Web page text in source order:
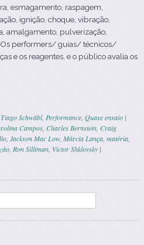
esmagamento, raspagem,
ignição, choque, vibração,
amalgamento, pulverização,
performers/ guias/ técnicos/
e os reagentes, e o público avalia os
Schwäbl, Performance Quase ensaio |
Campos Charles Bernstein Craig
Jackson Mac Low, Márcia Lança matéria
Ron Silliman Victor Shklovsky |